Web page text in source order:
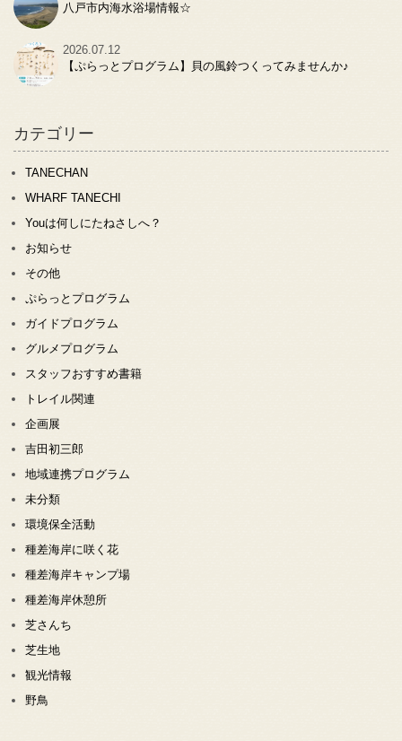
八戸市内海水浴場情報☆
2026.07.12
【ぷらっとプログラム】貝の風鈴つくってみませんか♪
カテゴリー
TANECHAN
WHARF TANECHI
Youは何しにたねさしへ？
お知らせ
その他
ぷらっとプログラム
ガイドプログラム
グルメプログラム
スタッフおすすめ書籍
トレイル関連
企画展
吉田初三郎
地域連携プログラム
未分類
環境保全活動
種差海岸に咲く花
種差海岸キャンプ場
種差海岸休憩所
芝さんち
芝生地
観光情報
野鳥